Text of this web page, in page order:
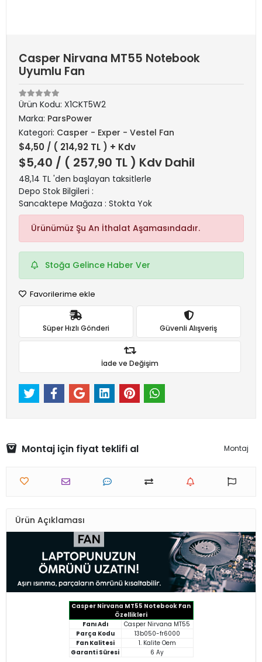
Casper Nirvana MT55 Notebook
Uyumlu Fan
Ürün Kodu: X1CKT5W2
Marka: ParsPower
Kategori: Casper - Exper - Vestel Fan
$4,50 / ( 214,92 TL ) + Kdv
$5,40 / ( 257,90 TL ) Kdv Dahil
48,14 TL 'den başlayan taksitlerle
Depo Stok Bilgileri :
Sancaktepe Mağaza : Stokta Yok
Ürünümüz Şu An İthalat Aşamasındadır.
Stoğa Gelince Haber Ver
Favorilerime ekle
Süper Hızlı Gönderi Güvenli Alışveriş
İade ve Değişim
Montaj için fiyat teklifi al Montaj
Ürün Açıklaması
Casper Nirvana MT55 Notebook Fan
Özellikleri
Fanı Adı
Casper Nirvana MT55
Parça Kodu
13b050-fr6000
Fan Kalitesi
1. Kalite Oem
Garanti Süresi
6 Ay